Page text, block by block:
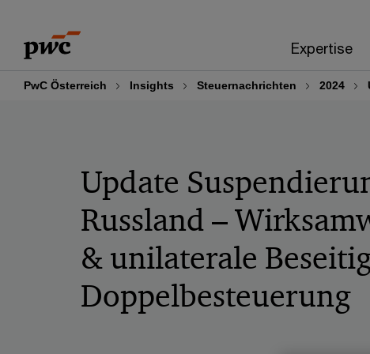
content
footer
Expertise
PwC Österreich Insights Steuernachrichten 2024
Update
Russland –
& unilaterale
Doppelbesteuerung